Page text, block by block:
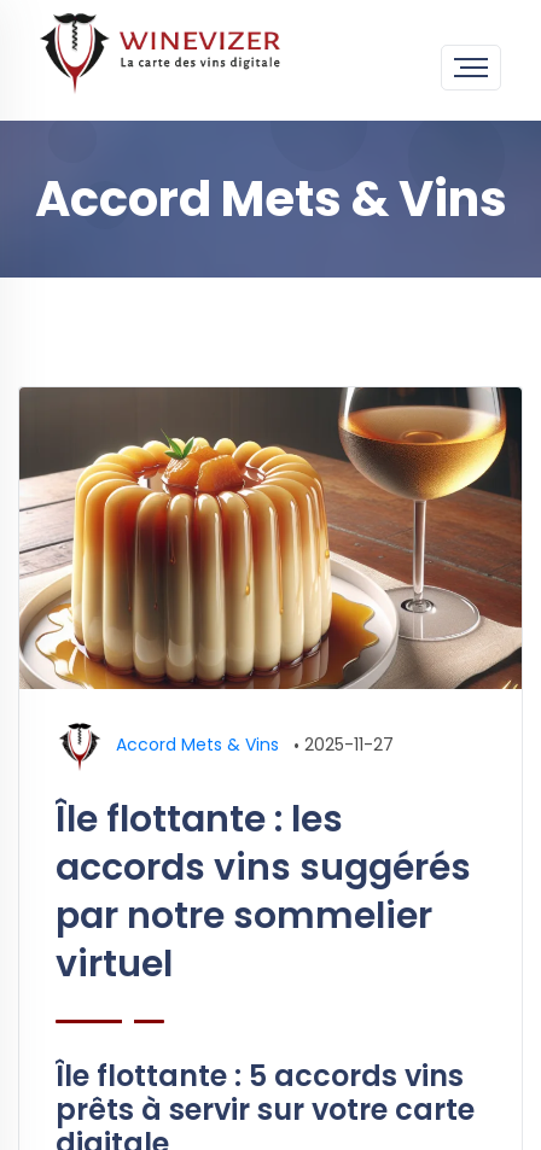
Accord Mets & Vins
Accord Mets & Vins • 2025-11-27
Île flottante : les
accords vins suggérés
par notre sommelier
virtuel
Île flottante : 5 accords vins
prêts à servir sur votre carte